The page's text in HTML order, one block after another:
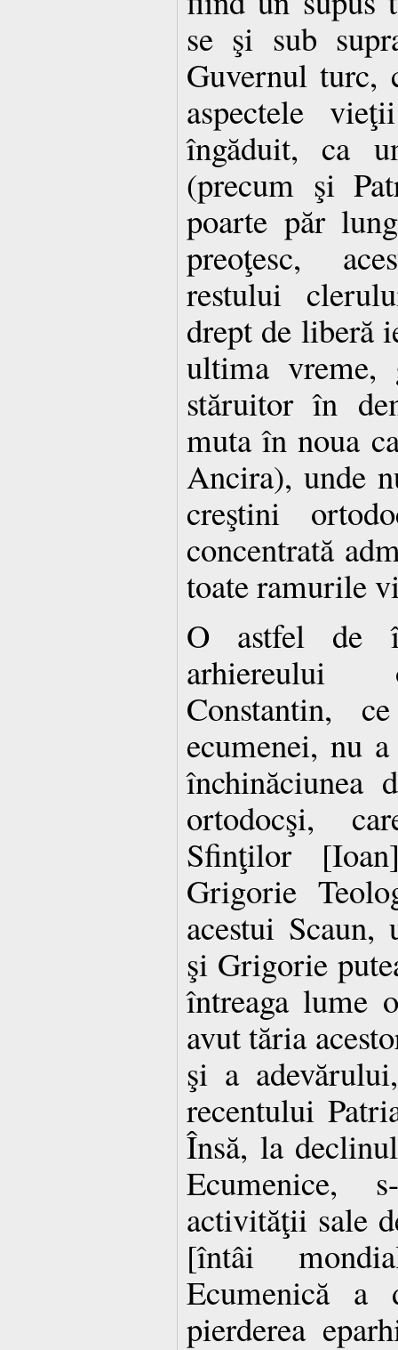
se şi sub
Guvernul turc,
aspectele
îngăduit, ca
(precum şi
poarte păr
preoţesc,
restului
drept de liberă
ultima vreme,
stăruitor în
muta în noua
Ancira), unde
creştini
concentrată
toate ramurile
O astfel de
arhiereului
Constantin,
ecumenei, nu
închinăciunea
ortodocşi,
Sfinţilor
Grigorie
acestui
şi Grigorie
întreaga lume
avut tăria
şi a
recentului
Însă, la
Ecumenice,
activităţii sale
[întâi
Ecumenică a
pierderea